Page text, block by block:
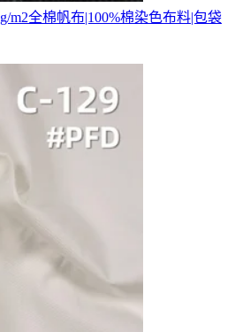
m2全棉帆布|100%棉染色布料|包袋